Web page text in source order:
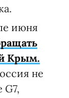
июня
Крым.
не